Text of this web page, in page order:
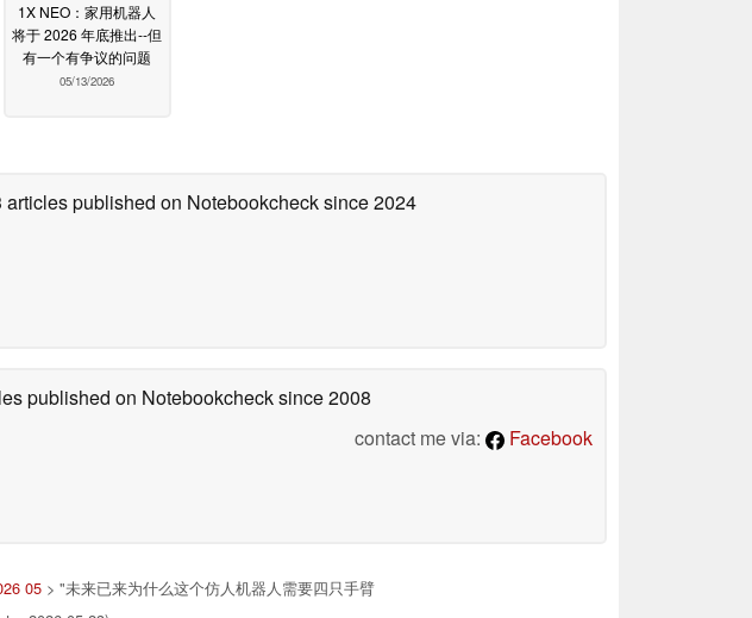
1X NEO：家用机器人
将于 2026 年底推出--但
有一个有争议的问题
05/13/2026
articles published on Notebookchecksince 2024
published on Notebookchecksince 2008
contact me via:
Facebook
05 > "未来已来为什么这个仿人机器人需要四只手臂